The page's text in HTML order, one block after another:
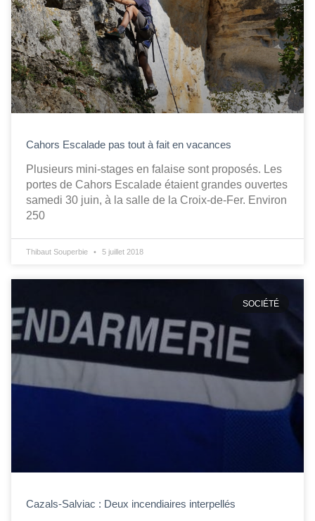
Cahors Escalade pas tout à fait en vacances
Plusieurs mini-stages en falaise sont proposés. Les
portes de Cahors Escalade étaient grandes ouvertes
samedi 30 juin, à la salle de la Croix-de-Fer. Environ
250
Thibaut Souperbie 5 juillet 2018
SOCIÉTÉ
Cazals-Salviac : Deux incendiaires interpellés